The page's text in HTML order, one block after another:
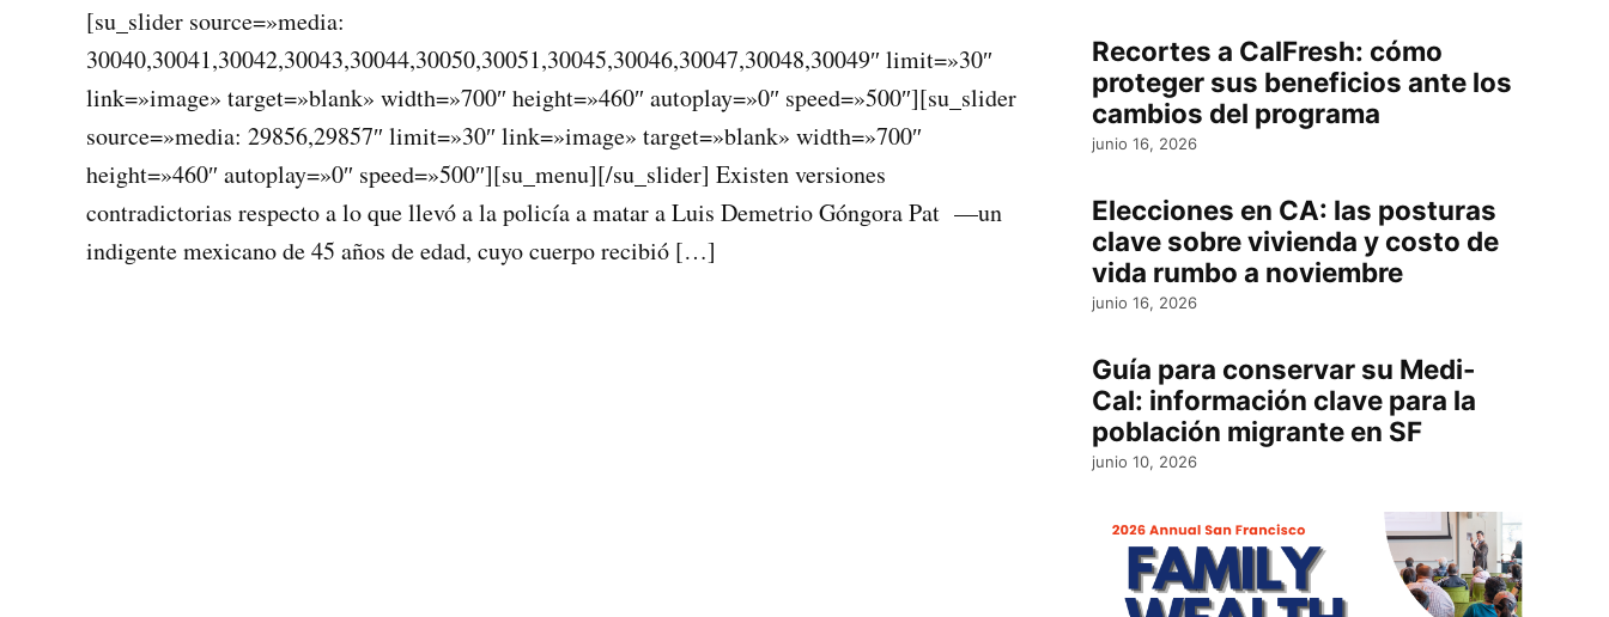
[su_slider source=»media:
30040,30041,30042,30043,30044,30050,30051,30045,30046,30047,30048,30049″ limit=»30″
link=»image» target=»blank» width=»700″ height=»460″ autoplay=»0″ speed=»500″][su_slider
source=»media: 29856,29857″ limit=»30″ link=»image» target=»blank» width=»700″
height=»460″ autoplay=»0″ speed=»500″][su_menu][/su_slider] Existen versiones
contradictorias respecto a lo que llevó a la policía a matar a Luis Demetrio Góngora Pat —un
indigente mexicano de 45 años de edad, cuyo cuerpo recibió […]
Recortes a CalFresh: cómo
proteger sus beneficios ante los
cambios del programa
junio 16, 2026
Elecciones en CA: las posturas
clave sobre vivienda y costo de
vida rumbo a noviembre
junio 16, 2026
Guía para conservar su Medi-
Cal: información clave para la
población migrante en SF
junio 10, 2026